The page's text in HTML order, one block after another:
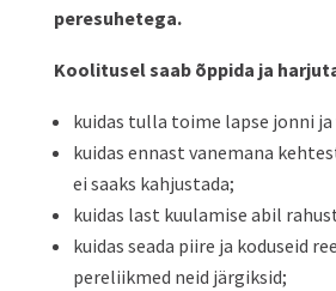
peresuhetega.
Koolitusel saab õppida ja
kuidas tulla toime lapse jonni ja
kuidas ennast vanemana
ei saaks kahjustada;
kuidas last kuulamise abil
kuidas seada piire ja koduseid
pereliikmed neid järgiksid;